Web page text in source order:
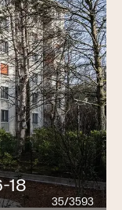
18
35/3593